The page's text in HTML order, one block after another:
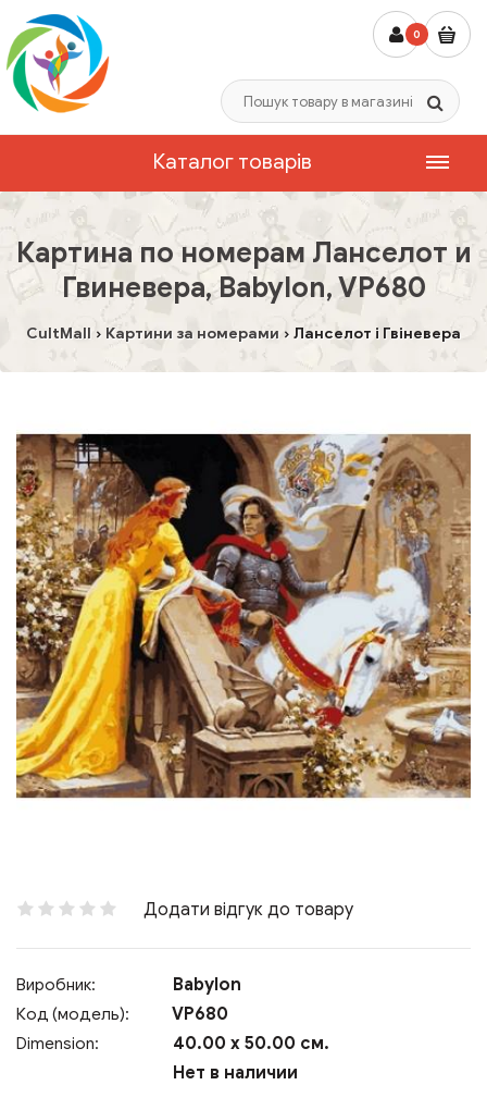
0
Каталог товарів
Картина по номерам Ланселот и
Гвиневера, Babylon, VP680
CultMall Картини за номерами Ланселот і Гвіневера
Додати відгук до товару
Виробник: Babylon
Код (модель): VP680
Dimension:
40.00 x 50.00 см.
Нет в наличии